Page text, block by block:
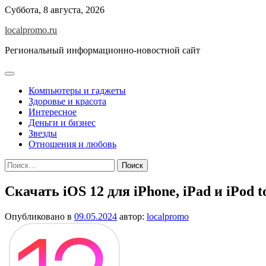
Перейти
содержимому
Суббота, 8 августа, 2026
localpromo.ru
Региональный информационно-новостной сайт
Компьютеры и гаджеты
Здоровье и красота
Интересное
Деньги и бизнес
Звезды
Отношения и любовь
Найти:
Скачать iOS 12 для iPhone, iPad и iPod
Опубликовано в 09.05.2024 автор: localpromo